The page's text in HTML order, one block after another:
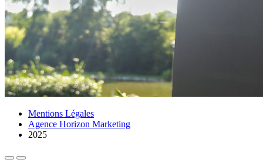
Mentions Légales
Agence Horizon Marketing
2025